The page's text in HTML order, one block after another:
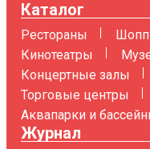
Каталог
Рестораны
Кинотеатры
Концертные залы
Торговые центры
Аквапарки и
Журнал